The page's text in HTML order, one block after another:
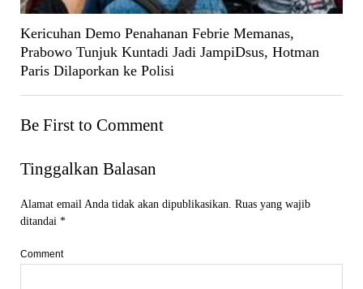
Kericuhan Demo Penahanan Febrie Memanas,
Prabowo Tunjuk Kuntadi Jadi JampiDsus, Hotman
Paris Dilaporkan ke Polisi
Be First to Comment
Tinggalkan Balasan
Alamat email Anda tidak akan dipublikasikan. Ruas yang wajib
ditandai *
Comment